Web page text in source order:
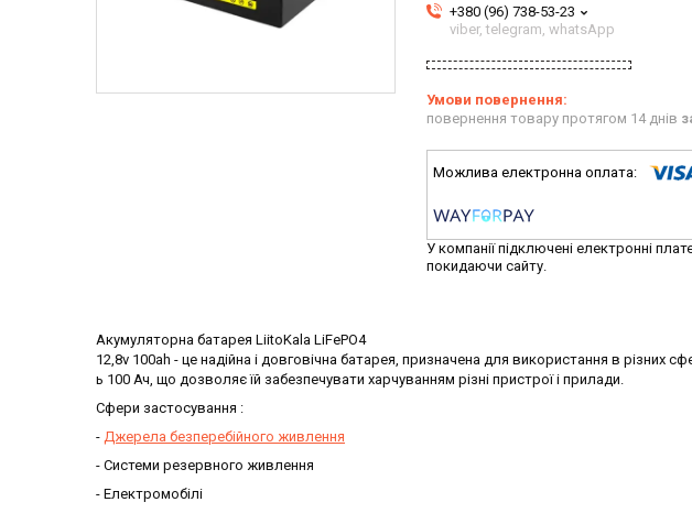
+380 (96) 738-53-23
viber, telegram, whatsApp
повернення товару протягом 14 днів
У компанії підключені електронні
покидаючи сайту.
Акумуляторна батарея LiitoKala LiFePO4
12,8v 100ah - це надійна і довговічна батарея, призначена для використання в різних
ь 100 Ач, що дозволяє їй забезпечувати харчуванням різні пристрої і прилади.
Сфери застосування :
- Джерела безперебійного живлення
- Системи резервного живлення
- Електромобілі